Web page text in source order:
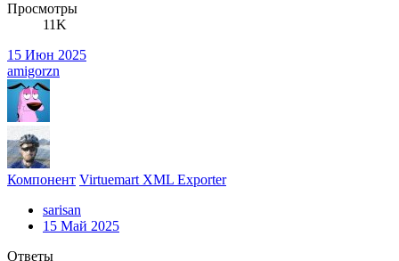
Просмотры
11K
15 Июн 2025
amigorzn
Компонент Virtuemart XML Exporter
sarisan
15 Май 2025
Ответы